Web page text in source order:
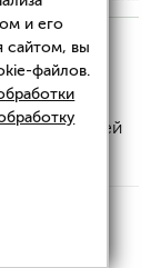
тканей
и его
сайтом, вы
файлов.